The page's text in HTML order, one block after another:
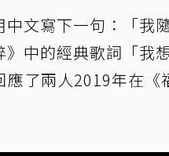
文寫下一句：「我
中的經典歌詞「我
了兩人2019年在《